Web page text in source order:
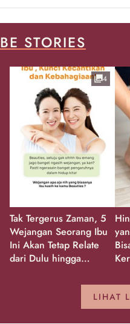
BE STORIES
Tak Tergerus Zaman, 5
Wejangan Seorang Ibu
Ini Akan Tetap Relate
dari Dulu hingga
4
LIHAT